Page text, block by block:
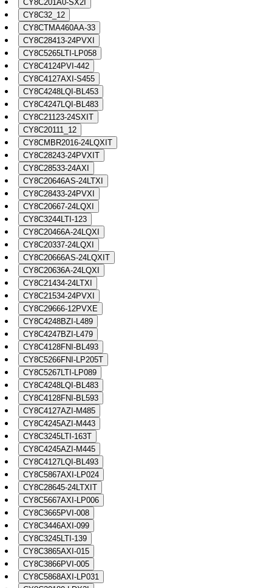
CY8C201A0-SX2I
CY8C32_12
CY8CTMA460AA-33
CY8C28413-24PVXI
CY8C5265LTI-LP058
CY8C4124PVI-442
CY8C4127AXI-S455
CY8C4248LQI-BL453
CY8C4247LQI-BL483
CY8C21123-24SXIT
CY8C20111_12
CY8CMBR2016-24LQXIT
CY8C28243-24PVXIT
CY8C28533-24AXI
CY8C20646AS-24LTXI
CY8C28433-24PVXI
CY8C20667-24LQXI
CY8C3244LTI-123
CY8C20466A-24LQXI
CY8C20337-24LQXI
CY8C20666AS-24LQXIT
CY8C20636A-24LQXI
CY8C21434-24LTXI
CY8C21534-24PVXI
CY8C29666-12PVXE
CY8C4248BZI-L489
CY8C4247BZI-L479
CY8C4128FNI-BL493
CY8C5266FNI-LP205T
CY8C5267LTI-LP089
CY8C4248LQI-BL483
CY8C4128FNI-BL593
CY8C4127AZI-M485
CY8C4245AZI-M443
CY8C3245LTI-163T
CY8C4245AZI-M445
CY8C4127LQI-BL493
CY8C5867AXI-LP024
CY8C28645-24LTXIT
CY8C5667AXI-LP006
CY8C3665PVI-008
CY8C3446AXI-099
CY8C3245LTI-139
CY8C3865AXI-015
CY8C3866PVI-005
CY8C5868AXI-LP031